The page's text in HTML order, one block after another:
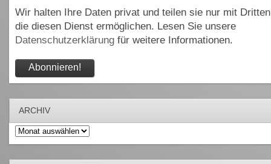
Wir halten Ihre Daten privat und teilen sie nur mit
die diesen Dienst ermöglichen. Lesen Sie unsere
Datenschutzerklärungfür weitere Informationen.
ARCHIV
Archiv